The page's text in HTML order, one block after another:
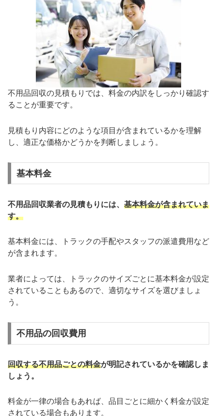
不用品回収の見積もりでは、料金の内訳をしっかり確認す
ることが重要です。
見積もり内容にどのような項目が含まれているかを理解
し、適正な価格かどうかを判断しましょう。
基本料金
不用品回収業者の見積もりには、 基本料金が含まれていま
す。
基本料金には、トラックの手配やスタッフの派遣費用など
が含まれます。
業者によっては、トラックのサイズごとに基本料金が設定
されていることもあるので、適切なサイズを選びましょ
う。
不用品の回収費用
回収する不用品ごとの料金が明記されているかを確認しま
しょう。
料金が一律の場合もあれば、品目ごとに細かく料金が設定
されている場合もあります。